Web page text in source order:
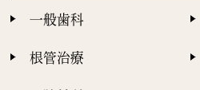
一般歯科
根管治療